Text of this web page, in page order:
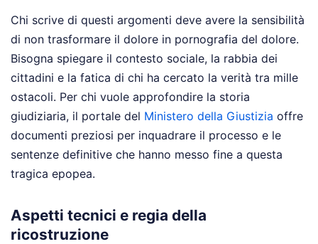
Chi scrive di questi argomenti deve avere la sensibilità
di non trasformare il dolore in pornografia del dolore.
Bisogna spiegare il contesto sociale, la rabbia dei
cittadini e la fatica di chi ha cercato la verità tra mille
ostacoli. Per chi vuole approfondire la storia
giudiziaria, il portale del Ministero della Giustizia offre
documenti preziosi per inquadrare il processo e le
sentenze definitive che hanno messo fine a questa
tragica epopea.
Aspetti tecnici e regia della
ricostruzione